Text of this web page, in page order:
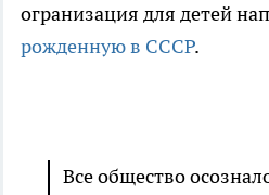
огранизация для детей
рожденную в СССР.
Все общество